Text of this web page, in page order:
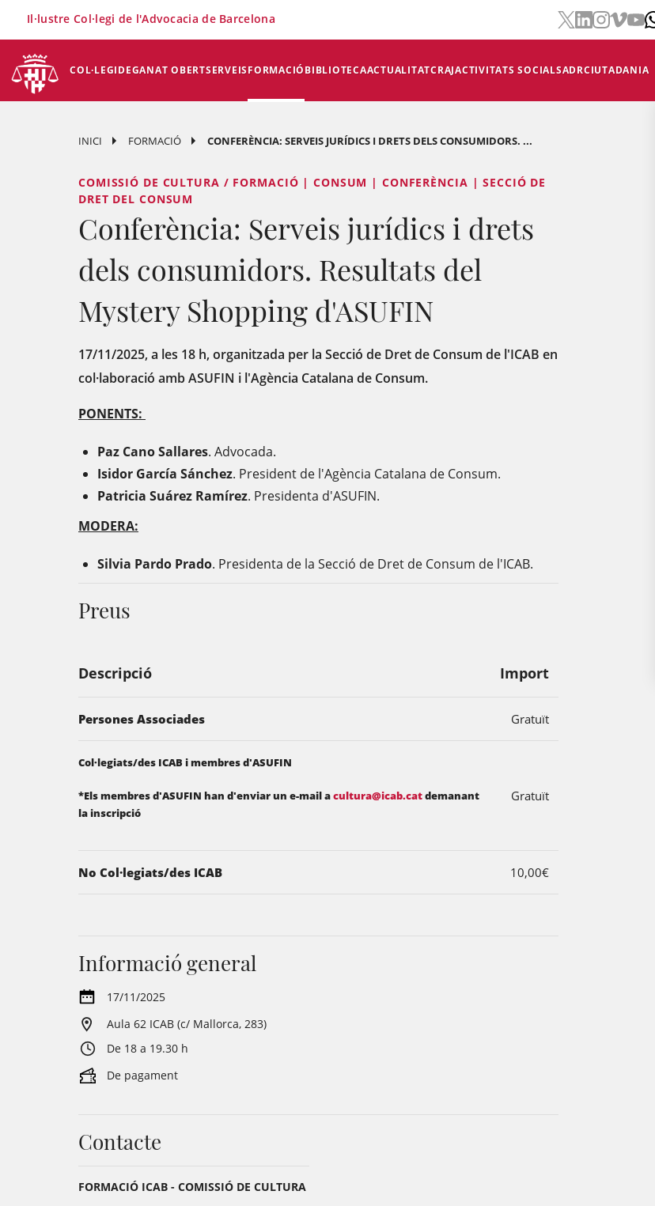
COL·LEGIDEGANAT OBERTSERVEISFORMACIÓBIBLIOTECAACTUALITATCRAJACTIVITATS SOCIALSADRCIUTADANIA
Il·lustre Col·legi de l'Advocacia de Barcelona
INICI FORMACIÓ CONFERÈNCIA: SERVEIS JURÍDICS I DRETS DELS CONSUMIDORS. ...
COMISSIÓ DE CULTURA / FORMACIÓ | CONSUM | CONFERÈNCIA | SECCIÓ DE
DRET DEL CONSUM
Conferència: Serveis jurídics i drets
dels consumidors. Resultats del
Mystery Shopping d'ASUFIN
17/11/2025, a les 18 h, organitzada per la Secció de Dret de Consum de l'ICAB en
col·laboració amb ASUFIN i l'Agència Catalana de Consum.
PONENTS:
Paz Cano Sallares. Advocada.
Isidor García Sánchez. President de l'Agència Catalana de Consum.
Patricia Suárez Ramírez. Presidenta d'ASUFIN.
MODERA:
Silvia Pardo Prado. Presidenta de la Secció de Dret de Consum de l'ICAB.
Preus
Descripció Import
Persones Associades Gratuït
Col·legiats/des ICAB i membres d'ASUFIN
*Els membres d'ASUFIN han d'enviar un e-mail acultura@icab.catdemanant
la inscripció
Gratuït
No Col·legiats/des ICAB 10,00€
Informació general
17/11/2025
Aula 62 ICAB (c/ Mallorca, 283)
De 18 a 19.30 h
De pagament
Contacte
FORMACIÓ ICAB - COMISSIÓ DE CULTURA